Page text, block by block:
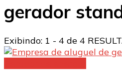
gerador
Exibindo: 1 - 4 de 4